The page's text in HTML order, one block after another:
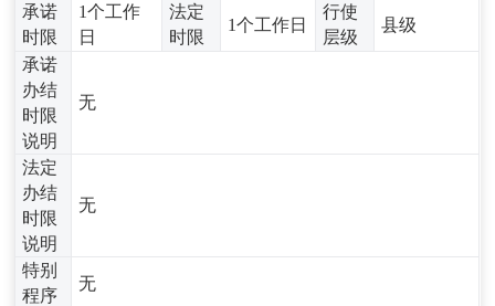
承诺
时限
1个工作
日
法定
时限
1个工作日
行使
层级
县级
承诺
办结
时限
说明
无
法定
办结
时限
说明
无
特别
程序
无